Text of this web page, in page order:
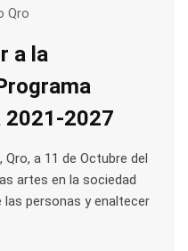
Qro
a la
2021-2027
a 11 de Octubre del
artes en la sociedad
las personas y enaltecer